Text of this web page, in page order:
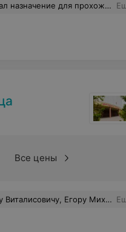
мне пожалуйста, если узкий специалист делает назначение, то чем занимается физиотерапевт?? переназначает? перераспределяет нагрузку или проверяет на педикулез? Тем более, что обращались в этот диспансер не впервые с той же проблемой, и на предыдущем приёме ребенок для осмотра был не нужен. Услугу считаю не оказанной.
Все цены
всему персоналу отделения и приглашенным специалистам кардиологам за внимание и заботу. Всем сил, радости и удачи!